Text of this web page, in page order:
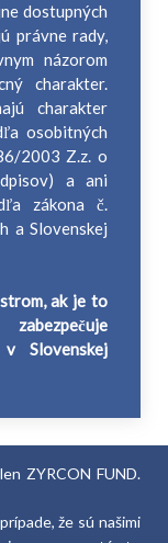
dostupných
právne rady,
názorom
charakter.
charakter
osobitných
2003 Z.z. o
a ani
zákona č.
a Slovenskej
ak je to
Slovenskej
ZYRCON FUND.
že sú našimi